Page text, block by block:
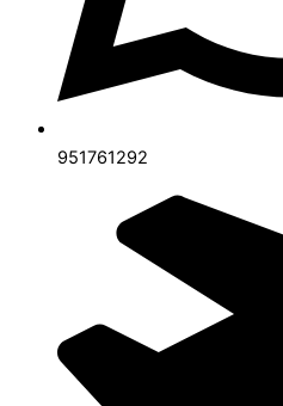
951761292